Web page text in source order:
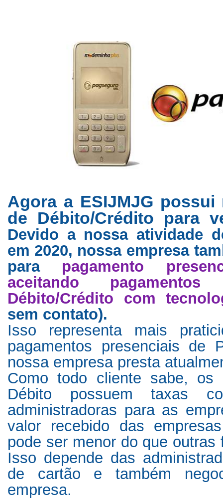
Agora a ESIJMJG
de Débito/Crédito para
Devido a nossa atividade
em 2020, nossa empresa
para pagamento
aceitando
Débito/Crédito com
sem contato).
Isso representa mais
pagamentos presenciais de
nossa empresa presta
Como todo cliente sabe,
Débito possuem taxas
administradoras para as
valor recebido das
pode ser menor do que
Isso depende das
de cartão e também
empresa.